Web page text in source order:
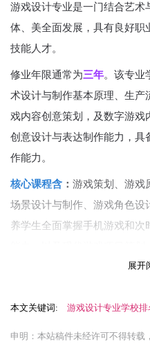
游戏设计专业是一门结合艺术
体、美全面发展，具有良好
技能人才。
修业年限通常为三年。该专业
术设计与制作基本原理、生
戏内容创意策划，及数字游
创意设计与表达制作能力，具
作能力。
核心课程含 ： 游戏策划、游戏
场景设计与制作、游戏角色
养学生全面掌握手机游戏和
体、交互媒体、游戏美术行业
网络动画设计、界面设计、
展开
本文关键词: 游戏设计专业学校排
申明：本站稿件未经许可不得转载